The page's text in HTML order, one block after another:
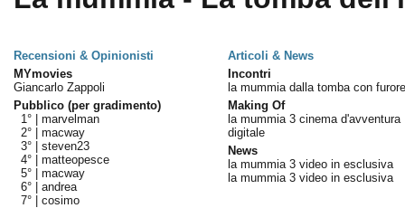
Recensioni & Opinionisti
Articoli & News
MYmovies
Giancarlo Zappoli
Pubblico (per gradimento)
1° | marvelman
2° | macway
3° | steven23
4° | matteopesce
5° | macway
6° | andrea
7° | cosimo
Incontri
la mummia dalla tomba con furore
Making Of
la mummia 3 cinema d'avventura
digitale
News
la mummia 3 video in esclusiva
la mummia 3 video in esclusiva